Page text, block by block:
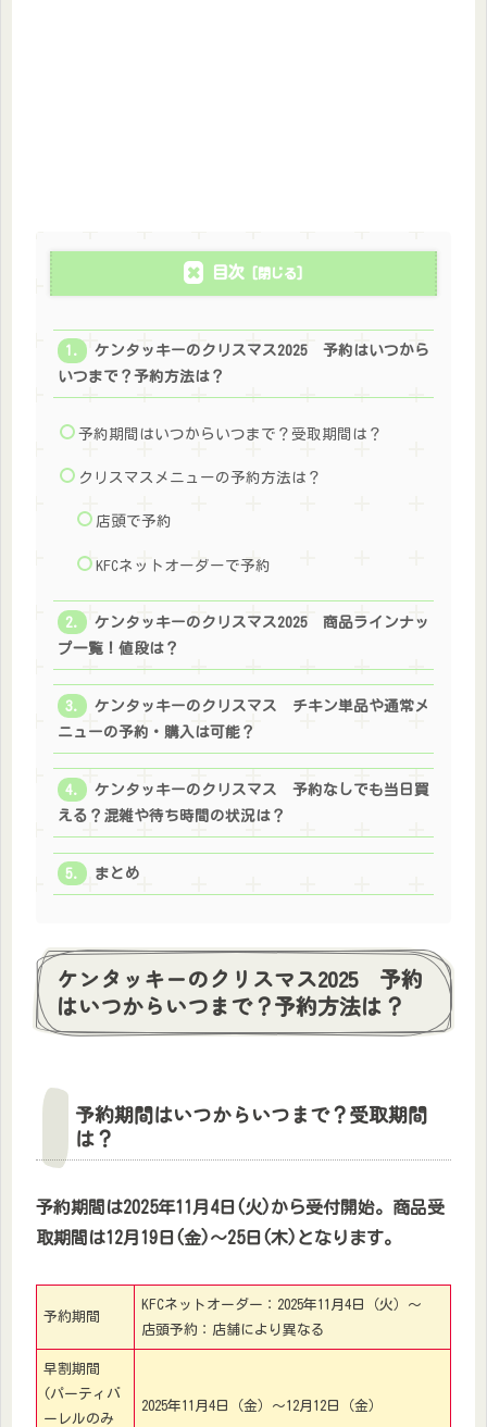
目次
ケンタッキーのクリスマス2025 予約はいつから
いつまで？予約方法は？
予約期間はいつからいつまで？受取期間は？
クリスマスメニューの予約方法は？
店頭で予約
KFCネットオーダーで予約
ケンタッキーのクリスマス2025 商品ラインナッ
プ一覧！値段は？
ケンタッキーのクリスマス チキン単品や通常メ
ニューの予約・購入は可能？
ケンタッキーのクリスマス 予約なしでも当日買
える？混雑や待ち時間の状況は？
まとめ
ケンタッキーのクリスマス2025 予約
はいつからいつまで？予約方法は？
予約期間はいつからいつまで？受取期間
は？
予約期間は2025年11月4日(火)から受付開始。商品受
取期間は12月19日(金)～25日(木)となります。​
予約期間
KFCネットオーダー：2025年11月4日（火）～
店頭予約：店舗により異なる
早割期間
(パーティバ
ーレルのみ
2025年11月4日（金）〜12月12日（金）